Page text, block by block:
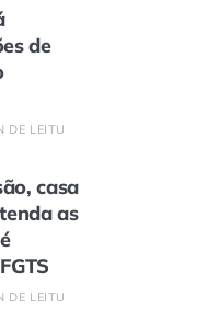
de
DE LEITURA
casa
as
DE LEITURA